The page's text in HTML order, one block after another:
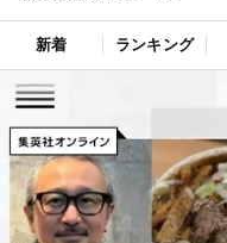
新着 ランキング